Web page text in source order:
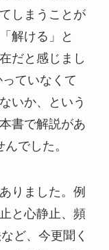
しまうことが
解ける」と
だと感じまし
ていなくて
いか、という
書で解説があ
でした。
りました。例
と心静止、頻
ど、今更聞く